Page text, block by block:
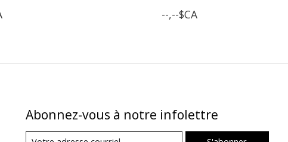
--,--$CA
Abonnez-vous à notre infolettre